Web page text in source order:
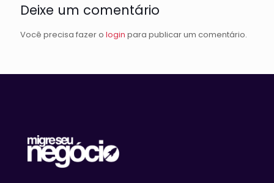
Deixe um comentário
Você precisa fazer o login para publicar um comentário.